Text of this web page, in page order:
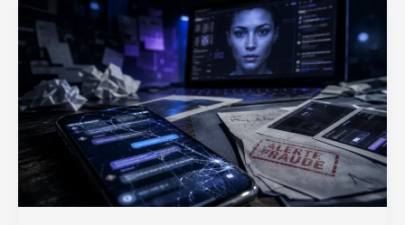
frontera
que
la
IA
actual
aún
cruza